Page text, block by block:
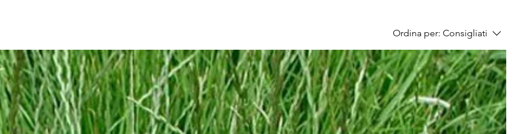
Ordina per: Consigliati